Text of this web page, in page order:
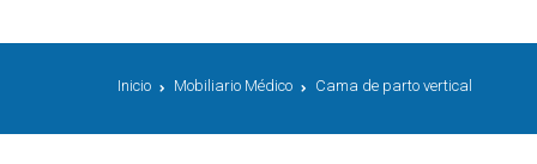
Inicio Mobiliario Médico Cama de parto vertical